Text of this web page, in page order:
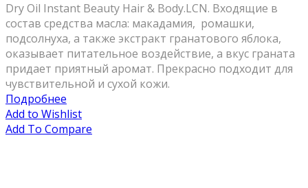
Dry Oil Instant Beauty Hair & Body.LCN. Входящие в
состав средства масла: макадамия, ромашки,
подсолнуха, а также экстракт гранатового яблока,
оказывает питательное воздействие, а вкус граната
придает приятный аромат. Прекрасно подходит для
чувствительной и сухой кожи.
Подробнее
Add to Wishlist
Add To Compare